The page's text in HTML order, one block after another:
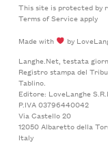
This site is protected by
Terms of Serviceapply
Made with
by
Langhe.Net, testata
Registro stampa del
Tablino.
Editore: LoveLanghe
P.IVA 03796440042
Via Castello 20
12050 Albaretto della
Italy